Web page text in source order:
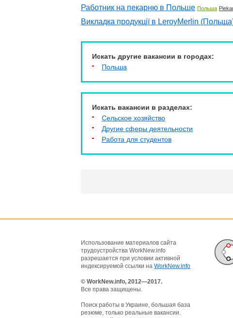
Работник на пекарню в Польше Польша
Викладка продукції в LeroyMerlin
Искать другие вакансии в городах:
Польша
Искать вакансии в разделах:
Сельское хозяйство
Другие сферы деятельности
Работа для студентов
Использование материалов сайта
трудоустройства WorkNew.info
разрешается при условии активной
индексируемой ссылки на WorkNew.info
© WorkNew.info, 2012—2017.
Все права защищены.
Поиск работы в Украине, большая база
резюме, только реальные вакансии.